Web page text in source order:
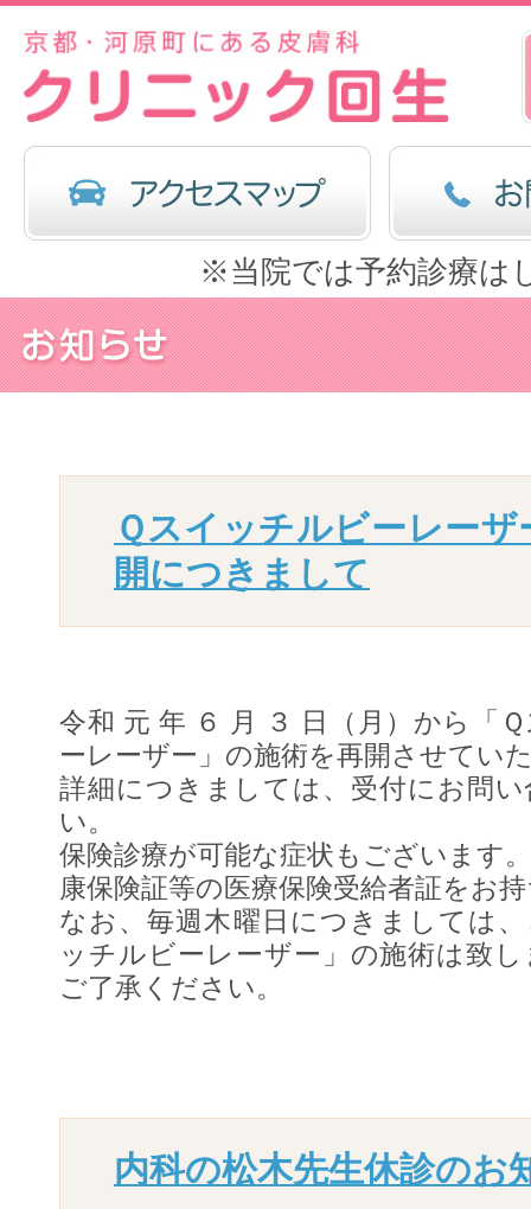
※当院では予約診療は
Ｑスイッチルビーレーザ
開につきまして
令和 元 年 ６ 月 ３ 日（月）から「
ーレーザー」の施術を再開させてい
詳細につきましては、受付にお問
い。
保険診療が可能な症状もございます
康保険証等の医療保険受給者証をお
なお、毎週木曜日につきましては
ッチルビーレーザー」の施術は致
ご了承ください。
内科の松木先生休診のお